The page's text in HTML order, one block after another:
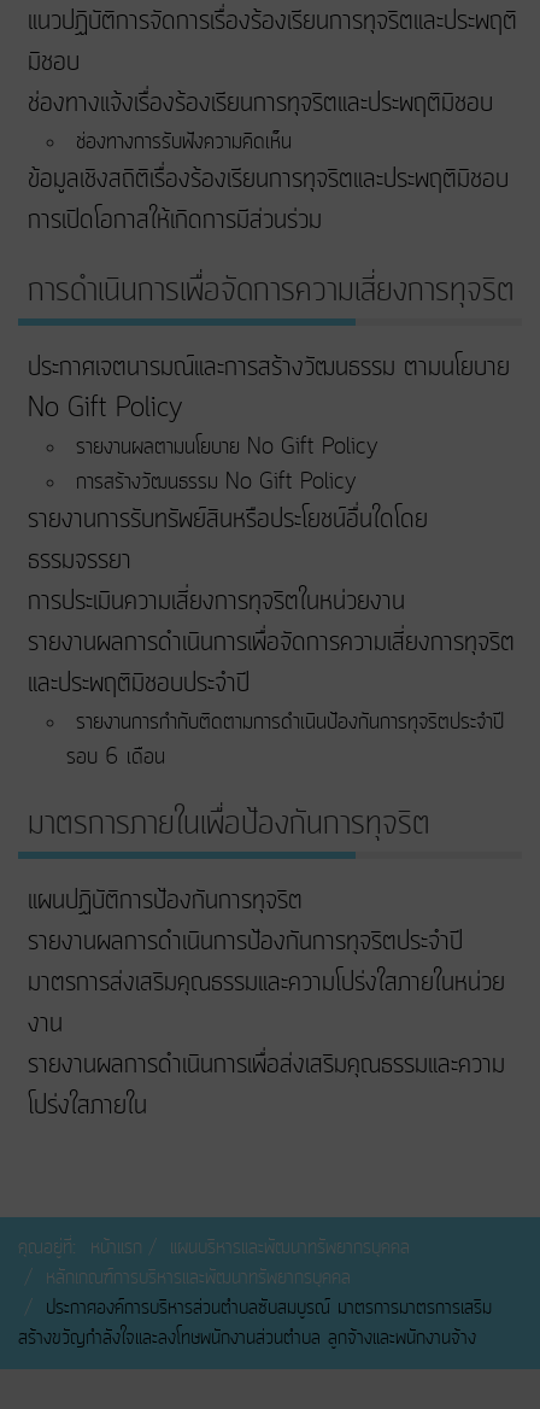
แนวปฏิบัติการจัดการเรื่องร้องเรียนการทุจริตและประพฤติ
มิชอบ
ช่องทางแจ้งเรื่องร้องเรียนการทุจริตและประพฤติมิชอบ
ช่องทางการรับฟังความคิดเห็น
ข้อมูลเชิงสถิติเรื่องร้องเรียนการทุจริตและประพฤติมิชอบ
การเปิดโอกาสให้เกิดการมีส่วนร่วม
การดำเนินการเพื่อจัดการความเสี่ยงการทุจริต
ประกาศเจตนารมณ์และการสร้างวัฒนธรรม ตามนโยบาย
No Gift Policy
รายงานผลตามนโยบาย No Gift Policy
การสร้างวัฒนธรรม No Gift Policy
รายงานการรับทรัพย์สินหรือประโยชน์อื่นใดโดย
ธรรมจรรยา
การประเมินความเสี่ยงการทุจริตในหน่วยงาน
รายงานผลการดำเนินการเพื่อจัดการความเสี่ยงการทุจริต
และประพฤติมิชอบประจำปี
รายงานการกำกับติดตามการดำเนินป้องกันการทุจริตประจำปี
รอบ 6 เดือน
มาตรการภายในเพื่อป้องกันการทุจริต
แผนปฏิบัติการป้องกันการทุจริต
รายงานผลการดำเนินการป้องกันการทุจริตประจำปี
มาตรการส่งเสริมคุณธรรมและความโปร่งใสภายในหน่วย
งาน
รายงานผลการดำเนินการเพื่อส่งเสริมคุณธรรมและความ
โปร่งใสภายใน
คุณอยู่ที่: หน้าแรก
แผนบริหารและพัฒนาทรัพยากรบุคคล
หลักเกณฑ์การบริหารและพัฒนาทรัพยากรบุคคล
ประกาศองค์การบริหารส่วนตำบลซับสมบูรณ์ มาตรการมาตรการเสริม
สร้างขวัญกำลังใจเเละลงโทษพนักงานส่วนตำบล ลูกจ้างเเละพนักงานจ้าง